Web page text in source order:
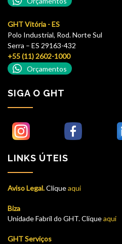
GHT Vitória - ES
Polo Industrial, Rod. Norte Sul
Serra – ES 29163-432
+55 (11) 2602-1000
Orçamentos
SIGA O GHT
LINKS ÚTEIS
Aviso Legal.Cliqueaqui
Biza
Unidade Fabril do GHT. Cliqueaqui
GHT Serviços